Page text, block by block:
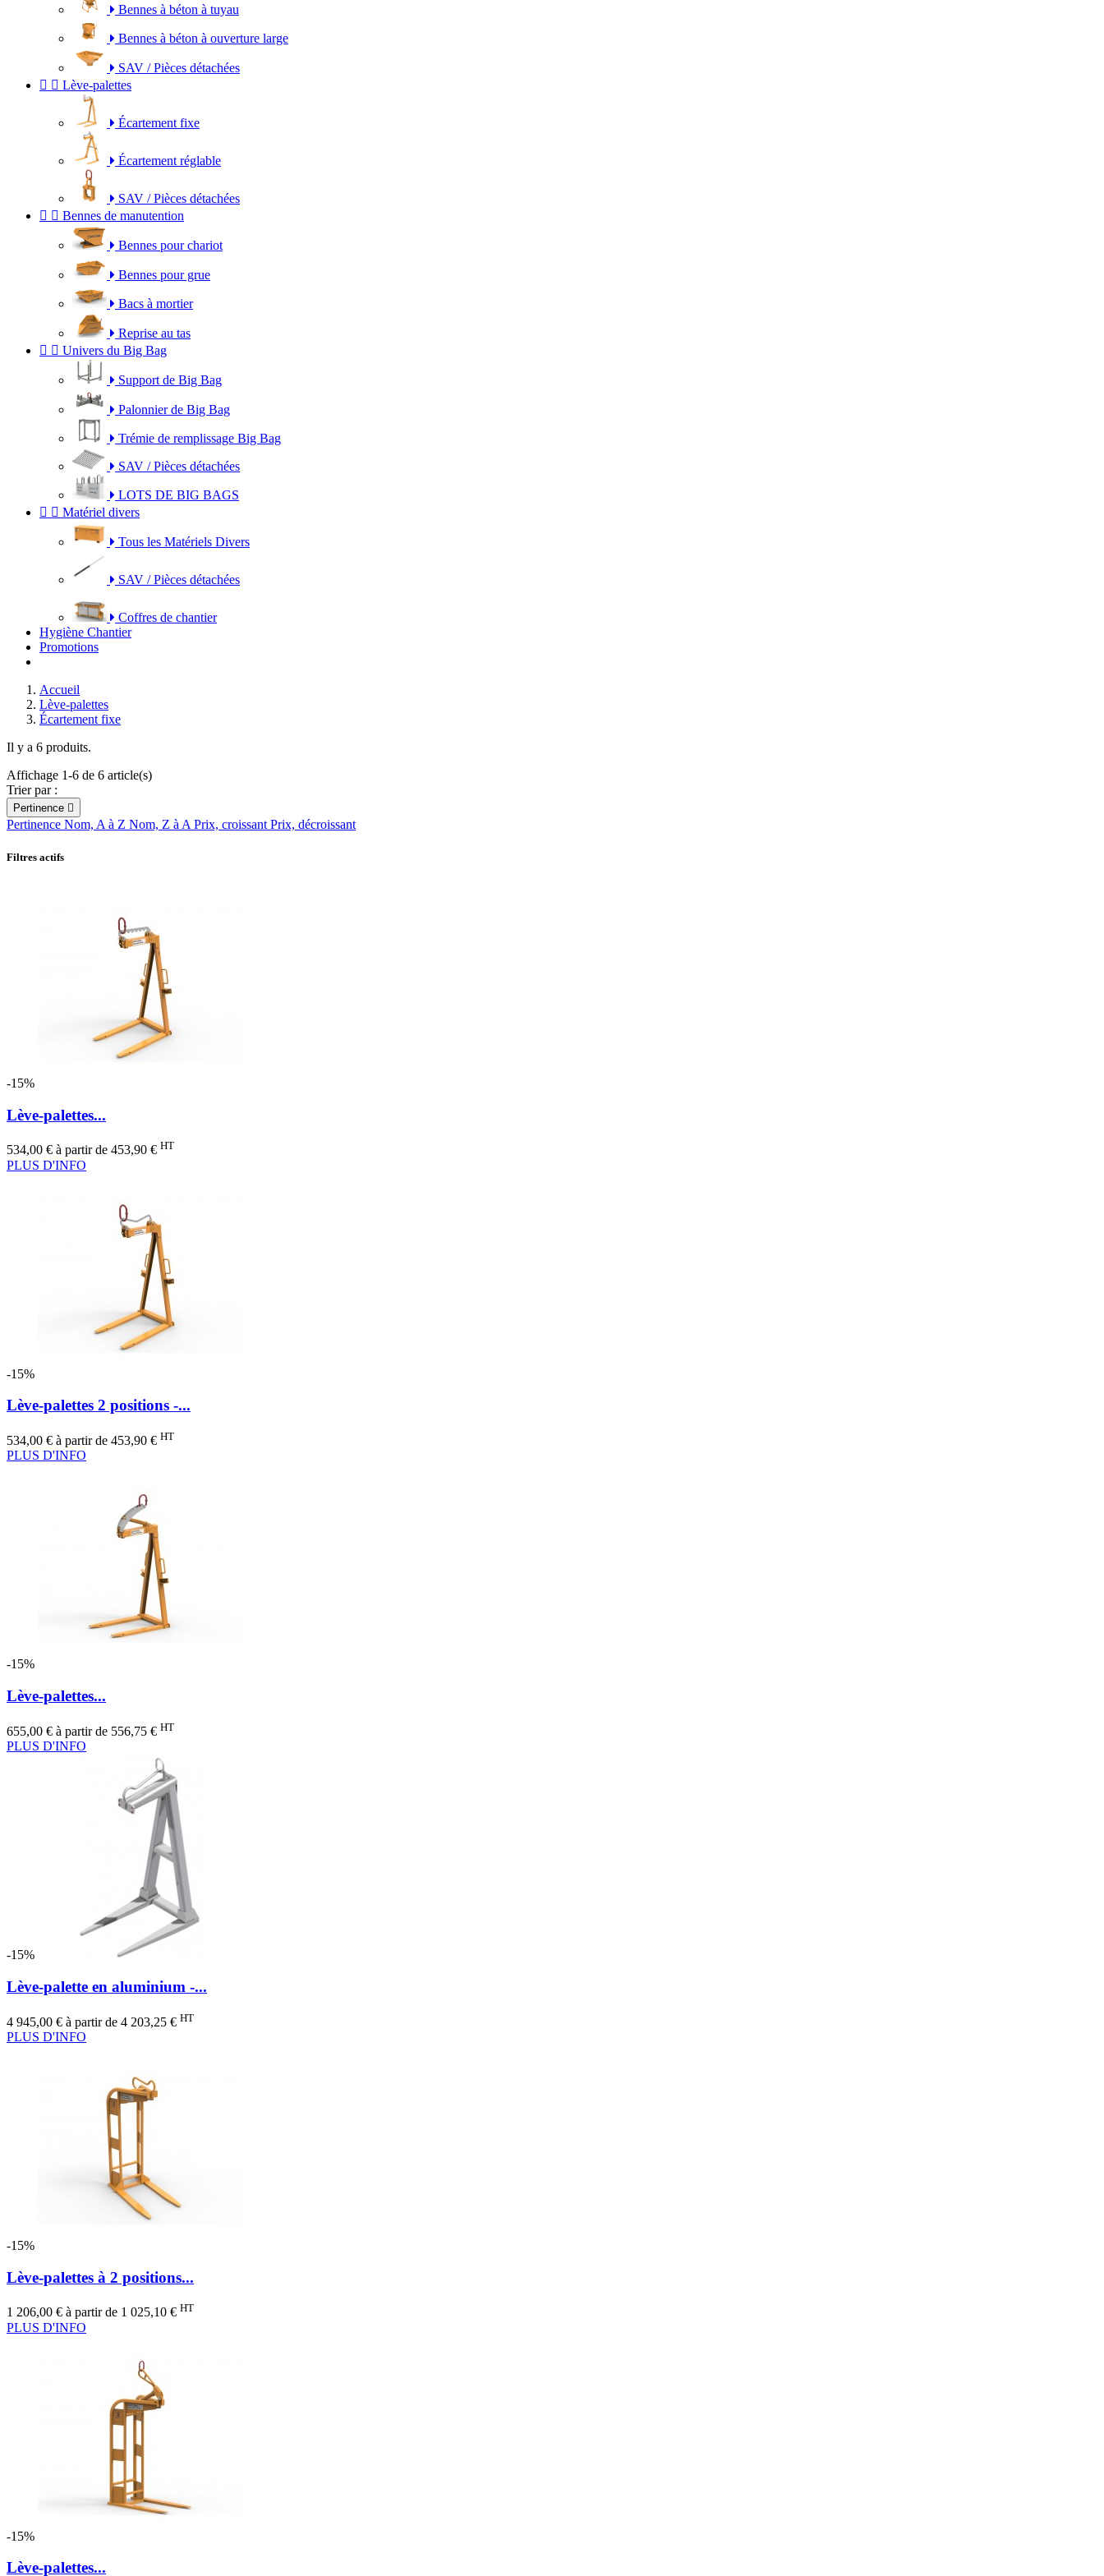
Bennes à béton à tuyau
Bennes à béton à ouverture large
SAV / Pièces détachées
  Lève-palettes
Écartement fixe
Écartement réglable
SAV / Pièces détachées
  Bennes de manutention
Bennes pour chariot
Bennes pour grue
Bacs à mortier
Reprise au tas
  Univers du Big Bag
Support de Big Bag
Palonnier de Big Bag
Trémie de remplissage Big Bag
SAV / Pièces détachées
LOTS DE BIG BAGS
  Matériel divers
Tous les Matériels Divers
SAV / Pièces détachées
Coffres de chantier
Hygiène Chantier
Promotions
Accueil
Lève-palettes
Écartement fixe
Il y a 6 produits.
Affichage 1-6 de 6 article(s)
Trier par :
Pertinence 
Pertinence Nom, A à Z Nom, Z à APrix, croissantPrix, décroissant
Filtres actifs
-15%
Lève-palettes...
Prix
de
base
534,00 € Prix
à partir de 453,90 € HT
PLUS D'INFO
-15%
Lève-palettes 2 positions -...
Prix
de
base
534,00 € Prix
à partir de 453,90 € HT
PLUS D'INFO
-15%
Lève-palettes...
Prix
de
base
655,00 € Prix
à partir de 556,75 € HT
PLUS D'INFO
-15%
Lève-palette en aluminium -...
Prix
de
base
4 945,00 € Prix
à partir de 4 203,25 € HT
PLUS D'INFO
-15%
Lève-palettes à 2 positions...
Prix
de
base
1 206,00 € Prix
à partir de 1 025,10 € HT
PLUS D'INFO
-15%
Lève-palettes...